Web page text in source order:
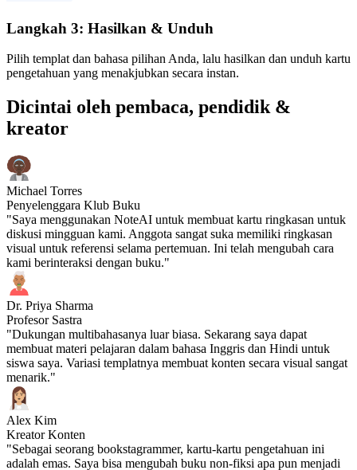
Langkah 3: Hasilkan & Unduh
Pilih templat dan bahasa pilihan Anda, lalu hasilkan dan unduh kartu
pengetahuan yang menakjubkan secara instan.
Dicintai oleh pembaca, pendidik &
kreator
Michael Torres
Penyelenggara Klub Buku
"Saya menggunakan NoteAI untuk membuat kartu ringkasan untuk
diskusi mingguan kami. Anggota sangat suka memiliki ringkasan
visual untuk referensi selama pertemuan. Ini telah mengubah cara
kami berinteraksi dengan buku."
Dr. Priya Sharma
Profesor Sastra
"Dukungan multibahasanya luar biasa. Sekarang saya dapat
membuat materi pelajaran dalam bahasa Inggris dan Hindi untuk
siswa saya. Variasi templatnya membuat konten secara visual sangat
menarik."
Alex Kim
Kreator Konten
"Sebagai seorang bookstagrammer, kartu-kartu pengetahuan ini
adalah emas. Saya bisa mengubah buku non-fiksi apa pun menjadi